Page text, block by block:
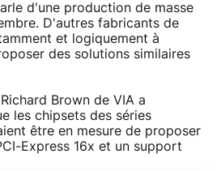
d'une production de masse
D'autres fabricants de
et logiquement à
des solutions similaires
Brown de VIA a
les chipsets des séries
être en mesure de proposer
Express 16x et un support